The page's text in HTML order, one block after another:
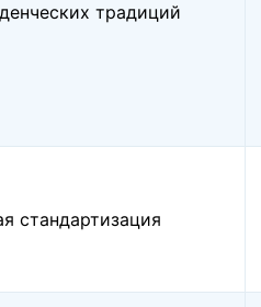
традиций
стандартизация